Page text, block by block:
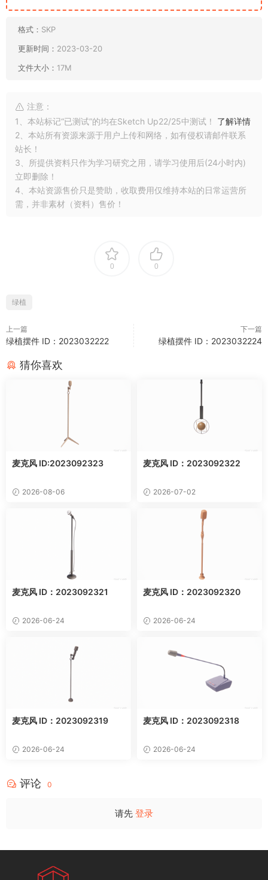
格式： SKP
更新时间： 2023-03-20
文件大小： 17M
注意：
1、本站标记“已测试”的均在Sketch Up22/25中测试！ 了解详情
2、本站所有资源来源于用户上传和网络，如有侵权请邮件联系
站长！
3、所提供资料只作为学习研究之用，请学习使用后(24小时内)
立即删除！
4、本站资源售价只是赞助，收取费用仅维持本站的日常运营所
需，并非素材（资料）售价！
0 0
绿植
上一篇
绿植摆件 ID：2023032222
下一篇
绿植摆件 ID：2023032224
猜你喜欢
麦克风 ID:2023092323
2026-08-06
麦克风 ID：2023092322
2026-07-02
麦克风 ID：2023092321
2026-06-24
麦克风 ID：2023092320
2026-06-24
麦克风 ID：2023092319
2026-06-24
麦克风 ID：2023092318
2026-06-24
评论 0
请先 登录